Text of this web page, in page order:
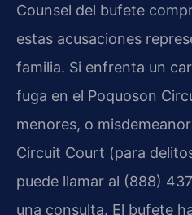
Counsel del bufete
estas acusaciones
familia. Si enfrenta un
fuga en el Poquoson
menores, o
Circuit Court (para
puede llamar al (888)
una consulta. El bufete